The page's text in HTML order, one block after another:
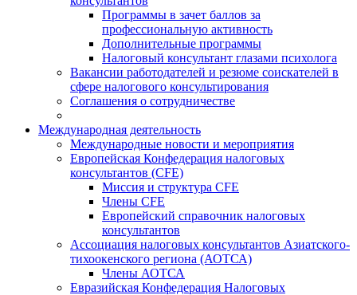
Программы в зачет баллов за
профессиональную активность
Дополнительные программы
Налоговый консультант глазами психолога
Вакансии работодателей и резюме соискателей в
сфере налогового консультирования
Соглашения о сотрудничестве
Международная деятельность
Международные новости и мероприятия
Европейская Конфедерация налоговых
консультантов (CFE)
Миссия и структура CFE
Члены CFE
Европейский справочник налоговых
консультантов
Ассоциация налоговых консультантов Азиатского-
тихоокенского региона (АОТСА)
Члены АОТСА
Евразийская Конфедерация Налоговых